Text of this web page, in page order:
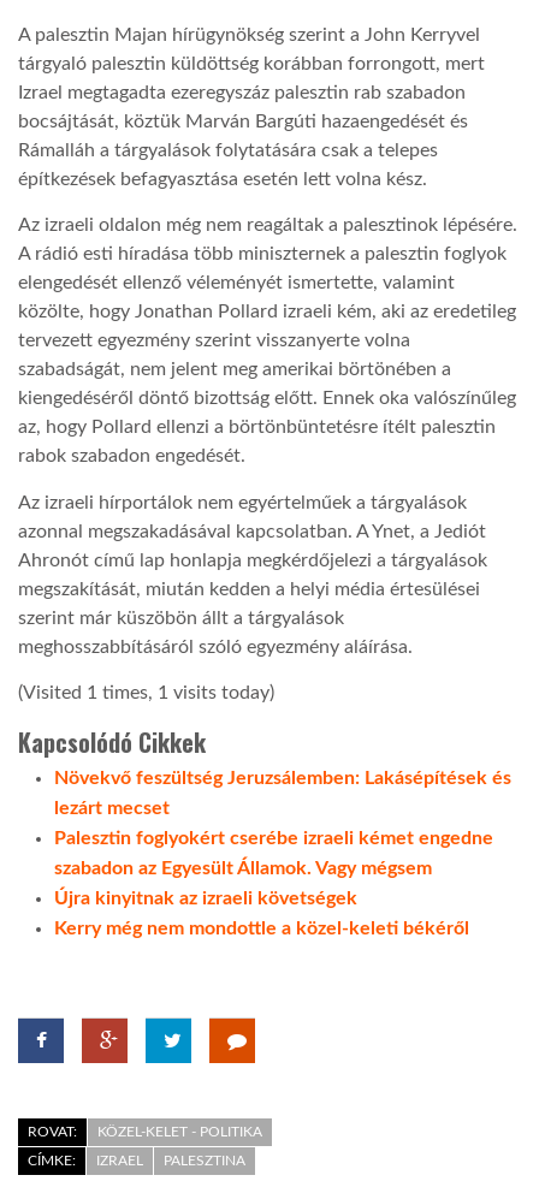
A palesztin Majan hírügynökség szerint a John Kerryvel
tárgyaló palesztin küldöttség korábban forrongott, mert
Izrael megtagadta ezeregyszáz palesztin rab szabadon
bocsájtását, köztük Marván Bargúti hazaengedését és
Rámalláh a tárgyalások folytatására csak a telepes
építkezések befagyasztása esetén lett volna kész.
Az izraeli oldalon még nem reagáltak a palesztinok lépésére.
A rádió esti híradása több miniszternek a palesztin foglyok
elengedését ellenző véleményét ismertette, valamint
közölte, hogy Jonathan Pollard izraeli kém, aki az eredetileg
tervezett egyezmény szerint visszanyerte volna
szabadságát, nem jelent meg amerikai börtönében a
kiengedéséről döntő bizottság előtt. Ennek oka valószínűleg
az, hogy Pollard ellenzi a börtönbüntetésre ítélt palesztin
rabok szabadon engedését.
Az izraeli hírportálok nem egyértelműek a tárgyalások
azonnal megszakadásával kapcsolatban. A Ynet, a Jediót
Ahronót című lap honlapja megkérdőjelezi a tárgyalások
megszakítását, miután kedden a helyi média értesülései
szerint már küszöbön állt a tárgyalások
meghosszabbításáról szóló egyezmény aláírása.
(Visited 1 times, 1 visits today)
Kapcsolódó Cikkek
Növekvő feszültség Jeruzsálemben: Lakásépítések és
lezárt mecset
Palesztin foglyokért cserébe izraeli kémet engedne
szabadon az Egyesült Államok. Vagy mégsem
Újra kinyitnak az izraeli követségek
Kerry még nem mondottle a közel-keleti békéről
ROVAT:
KÖZEL-KELET - POLITIKA
CÍMKE:
IZRAEL PALESZTINA